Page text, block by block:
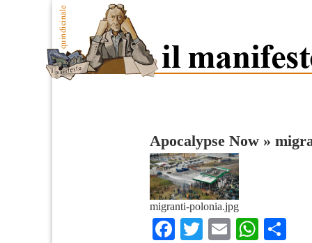
Apocalypse Now »
migranti-polonia.jpg
Facebook
TwitterEmail